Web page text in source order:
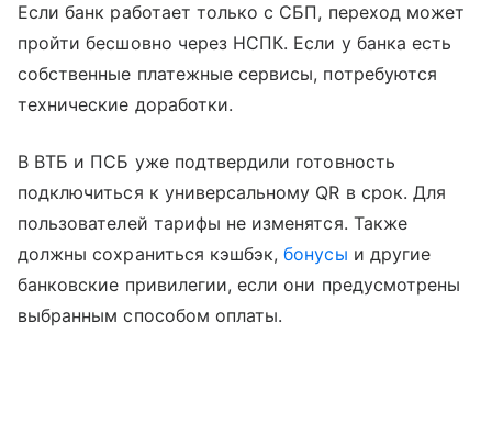
Если банк работает только с СБП, переход может
пройти бесшовно через НСПК. Если у банка есть
собственные платежные сервисы, потребуются
технические доработки.
В ВТБ и ПСБ уже подтвердили готовность
подключиться к универсальному QR в срок. Для
пользователей тарифы не изменятся. Также
должны сохраниться кэшбэк,бонусы и другие
банковские привилегии, если они предусмотрены
выбранным способом оплаты.